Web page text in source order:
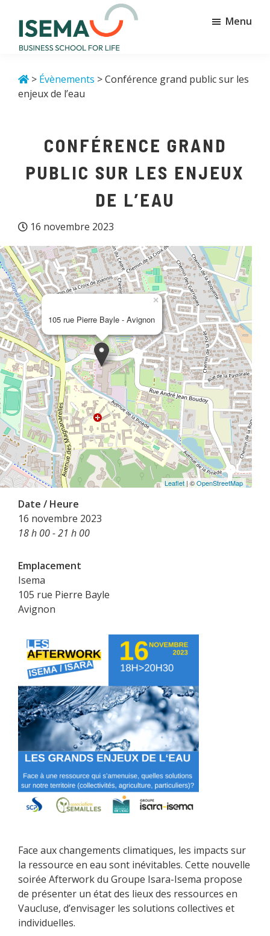
contenu
principal
pied
school
for
life
Menu
> Évènements > Conférence grand public sur les
enjeux de l’eau
CONFÉRENCE GRAND
PUBLIC SUR LES ENJEUX
DE L’EAU
16 novembre 2023
105 rue Pierre Bayle - Avignon
×
Leaflet| ©OpenStreetMap
Date / Heure
16 novembre 2023
18 h 00 - 21 h 00
Emplacement
Isema
105 rue Pierre Bayle
Avignon
Face aux changements climatiques, les impacts sur
la ressource en eau sont inévitables. Cette nouvelle
soirée Afterwork du Groupe Isara-Isema propose
de présenter un état des lieux des ressources en
Vaucluse, d’envisager les solutions collectives et
individuelles.